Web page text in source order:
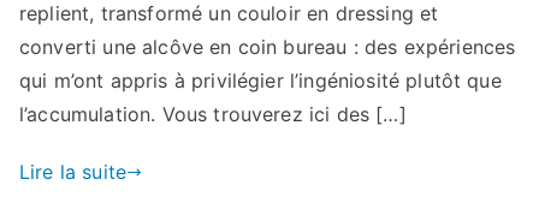
replient, transformé un couloir en dressing et
converti une alcôve en coin bureau : des expériences
qui m’ont appris à privilégier l’ingéniosité plutôt que
l’accumulation. Vous trouverez ici des […]
Lire la suite